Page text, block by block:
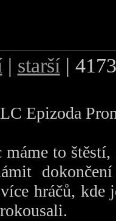
| starší|
Epizoda
máme to
hráčů, kde